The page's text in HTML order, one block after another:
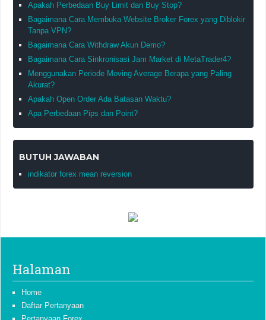
Apakah Perbedaan Buy Limit dan Buy Stop?
Bagaimana Cara Membuka Website Broker Forex yang Diblokir
Tanpa VPN?
Bagaimana Cara Withdraw Akun Demo?
Bagaimana Cara Sinkronisasi Jam Market di MetaTrader4?
Menggunakan Periode Moving Average Berapa yang Paling
Akurat?
Apakah Open Order Ada Batasan Waktu?
Apa Perbedaan Pips dan Point?
BUTUH JAWABAN
indikator forex mean reversion
Halaman
Home
Daftar Pertanyaan